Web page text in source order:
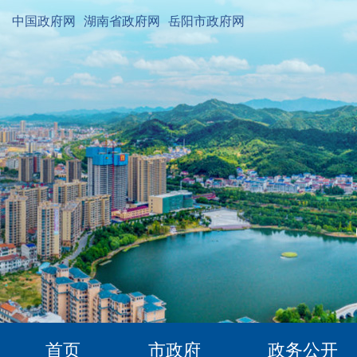
中国政府网 湖南省政府网 岳阳市政府网
首页 市政府 政务公开